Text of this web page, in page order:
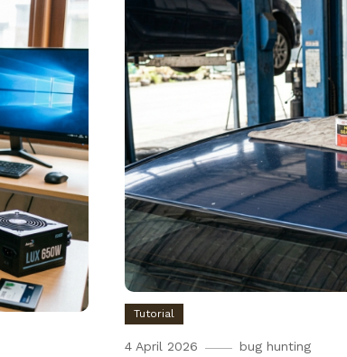
Tutorial
4 April 2026 bug hunting